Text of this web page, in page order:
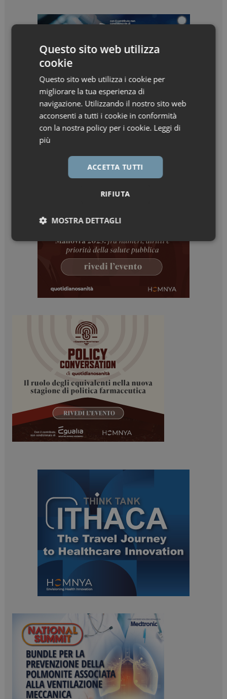
Questo sito web utilizza
cookie
Questo sito web utilizza i cookie per
migliorare la tua esperienza di
navigazione. Utilizzando il nostro sito web
acconsenti a tutti i cookie in conformità
con la nostra policy per i cookie. Leggi di
più
ACCETTA TUTTI
RIFIUTA
MOSTRA DETTAGLI
Necessari Marketing
I cookie necessari contribuiscono a rendere fruibile il
sito web abilitandone funzionalità di base quali la
navigazione sulle pagine e l'accesso alle aree
protette del sito. Il sito web non è in grado di
funzionare correttamente senza questi cookie.
NOME
FORNITORE / DOMINIO
_ga
Google LLC
.dailyhealthindustry.it
ARRAffinitySameSite
Microsoft Corporation
.www.dailyhealthindustry.it